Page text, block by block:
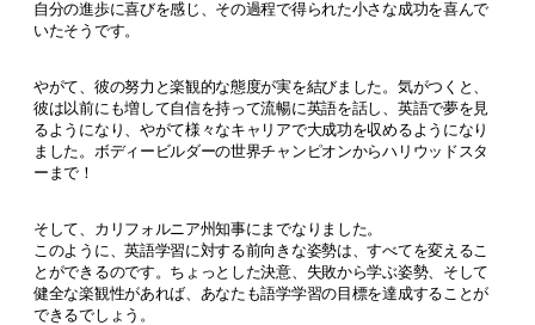
自分の進歩に喜びを感じ、その過程で得られた小さな成功を喜んで
いたそうです。
やがて、彼の努力と楽観的な態度が実を結びました。気がつくと、
彼は以前にも増して自信を持って流暢に英語を話し、英語で夢を見
るようになり、やがて様々なキャリアで大成功を収めるようになり
ました。ボディービルダーの世界チャンピオンからハリウッドスタ
ーまで！
そして、カリフォルニア州知事にまでなりました。
このように、英語学習に対する前向きな姿勢は、すべてを変えるこ
とができるのです。ちょっとした決意、失敗から学ぶ姿勢、そして
健全な楽観性があれば、あなたも語学学習の目標を達成することが
できるでしょう。